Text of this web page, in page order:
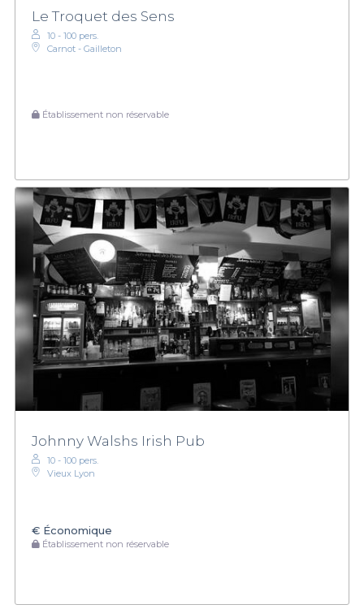
Le Troquet des Sens
10 - 100 pers.
Carnot - Gailleton
Établissement non réservable
Johnny Walshs Irish Pub
10 - 100 pers.
Vieux Lyon
€ Économique
Établissement non réservable